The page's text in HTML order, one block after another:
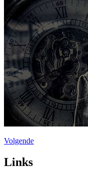
Volgende
Links